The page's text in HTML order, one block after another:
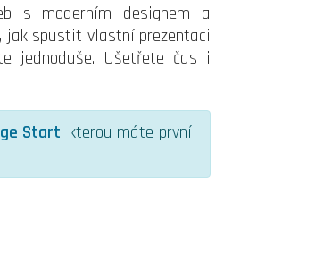
s moderním designem a
jak spustit vlastní prezentaci
jednoduše. Ušetřete čas i
Start, kterou máte první